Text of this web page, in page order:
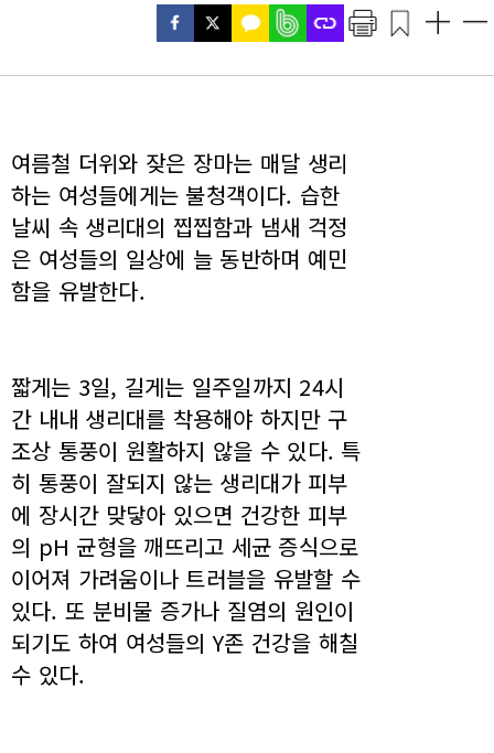
여름철 더위와 잦은 장마는 매달 생리
하는 여성들에게는 불청객이다. 습한
날씨 속 생리대의 찝찝함과 냄새 걱정
은 여성들의 일상에 늘 동반하며 예민
함을 유발한다.
짧게는 3일, 길게는 일주일까지 24시
간 내내 생리대를 착용해야 하지만 구
조상 통풍이 원활하지 않을 수 있다. 특
히 통풍이 잘되지 않는 생리대가 피부
에 장시간 맞닿아 있으면 건강한 피부
의 pH 균형을 깨뜨리고 세균 증식으로
이어져 가려움이나 트러블을 유발할 수
있다. 또 분비물 증가나 질염의 원인이
되기도 하여 여성들의 Y존 건강을 해칠
수 있다.